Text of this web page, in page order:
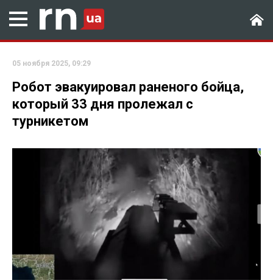
05 ноября 2025, 09:29
Робот эвакуировал раненого бойца,
который 33 дня пролежал с
турникетом